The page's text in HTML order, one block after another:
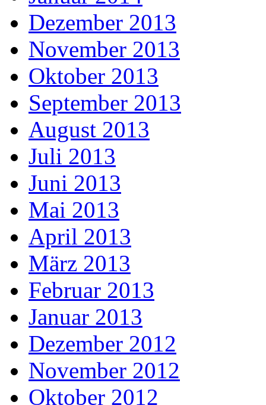
Dezember 2013
November 2013
Oktober 2013
September 2013
August 2013
Juli 2013
Juni 2013
Mai 2013
April 2013
März 2013
Februar 2013
Januar 2013
Dezember 2012
November 2012
Oktober 2012